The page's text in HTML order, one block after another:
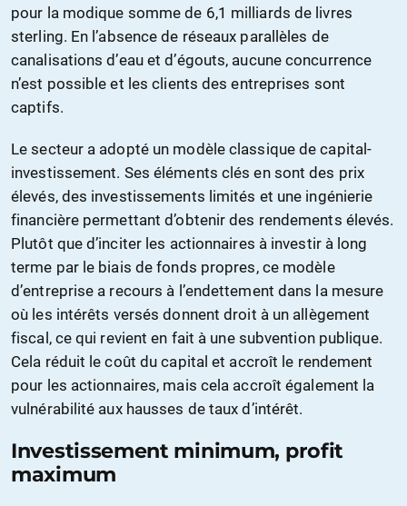
pour la modique somme de 6,1 milliards de livres
sterling. En l’absence de réseaux parallèles de
canalisations d’eau et d’égouts, aucune concurrence
n’est possible et les clients des entreprises sont
captifs.
Le secteur a adopté un modèle classique de capital-
investissement. Ses éléments clés en sont des prix
élevés, des investissements limités et une ingénierie
financière permettant d’obtenir des rendements élevés.
Plutôt que d’inciter les actionnaires à investir à long
terme par le biais de fonds propres, ce modèle
d’entreprise a recours à l’endettement dans la mesure
où les intérêts versés donnent droit à un allègement
fiscal, ce qui revient en fait à une subvention publique.
Cela réduit le coût du capital et accroît le rendement
pour les actionnaires, mais cela accroît également la
vulnérabilité aux hausses de taux d’intérêt.
Investissement minimum, profit
maximum